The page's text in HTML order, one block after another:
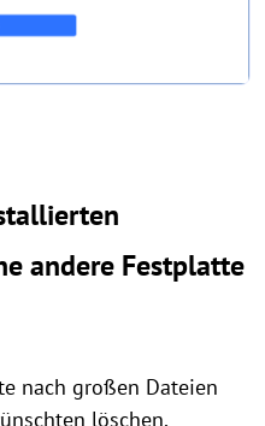
andere Festplatte
nach großen Dateien
löschen,